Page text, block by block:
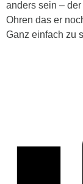
anders sein –
Ohren das er
Ganz einfach zu